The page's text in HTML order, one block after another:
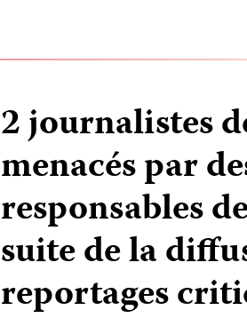
2 journalistes
menacés par
responsables
suite de la
reportages